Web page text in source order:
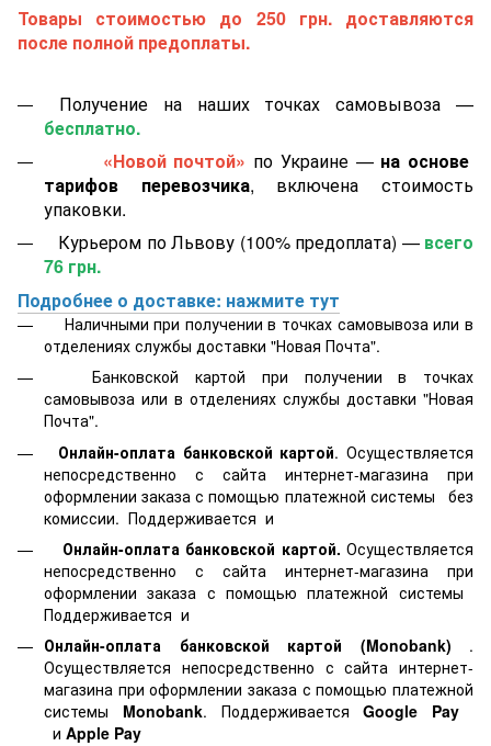
Товары стоимостью до 250 грн. доставляются
после полной предоплаты.
Получение на наших точках самовывоза —
бесплатно.
«Новой почтой» по Украине — на основе
тарифов перевозчика, включена стоимость
упаковки.
Курьером по Львову (100% предоплата) — всего
76 грн.
Подробнее о доставке: нажмите тут
Наличными при получении в точках самовывоза или в
отделениях службы доставки "Новая Почта".
Банковской картой при получении в точках
самовывоза или в отделениях службы доставки "Новая
Почта".
Онлайн-оплата банковской картой. Осуществляется
непосредственно с сайта интернет-магазина при
оформлении заказа с помощью платежной системы
без
комиссии. Поддерживается и
Онлайн-оплата банковской картой. Осуществляется
непосредственно с сайта интернет-магазина при
оформлении заказа с помощью платежной системы
Поддерживается и
Онлайн-оплата банковской картой
(Monobank) .
Осуществляется непосредственно с сайта интернет-
магазина при оформлении заказа с помощью платежной
системы Monobank. ПоддерживаетсяGoogle Pay
и Apple Pay